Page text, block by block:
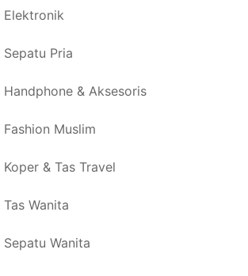
Elektronik
Sepatu Pria
Handphone & Aksesoris
Fashion Muslim
Koper & Tas Travel
Tas Wanita
Sepatu Wanita